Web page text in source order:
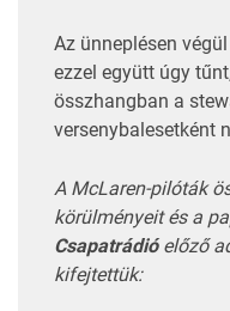
Az ünneplésen
ezzel együtt úgy
összhangban a
versenybalesetként
A McLaren-pilóták
körülményeit és a
Csapatrádió előző
kifejtettük: